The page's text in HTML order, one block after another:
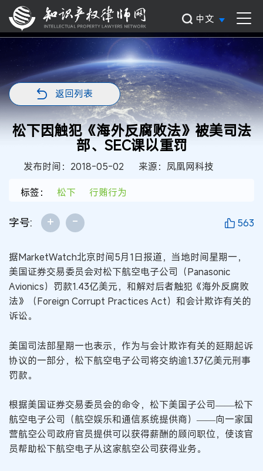
中文
返回列表
松下因触犯《海外反腐败法》被美司法
部、SEC课以重罚
发布时间：2018-05-02
来源：凤凰网科技
标签：
松下 行贿行为
字号: + - 563
据MarketWatch北京时间5月1日报道，当地时间星期一，
美国证券交易委员会对松下航空电子公司（Panasonic
Avionics）罚款1.43亿美元，和解对后者触犯《海外反腐败
法》（Foreign Corrupt Practices Act）和会计欺诈有关的
诉讼。
美国司法部星期一也表示，作为与会计欺诈有关的延期起诉
协议的一部分，松下航空电子公司将交纳逾1.37亿美元刑事
罚款。
根据美国证券交易委员会的命令，松下美国子公司——松下
航空电子公司（航空娱乐和通信系统提供商）——向一家国
营航空公司政府官员提供可以获得薪酬的顾问职位，使该官
员帮助松下航空电子从这家航空公司获得业务。